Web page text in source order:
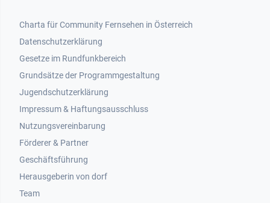
Footer 1
Charta für Community Fernsehen in Österreich
Datenschutzerklärung
Gesetze im Rundfunkbereich
Grundsätze der Programmgestaltung
Jugendschutzerklärung
Impressum & Haftungsausschluss
Nutzungsvereinbarung
Footer 2
Förderer & Partner
Geschäftsführung
Herausgeberin von dorf
Team